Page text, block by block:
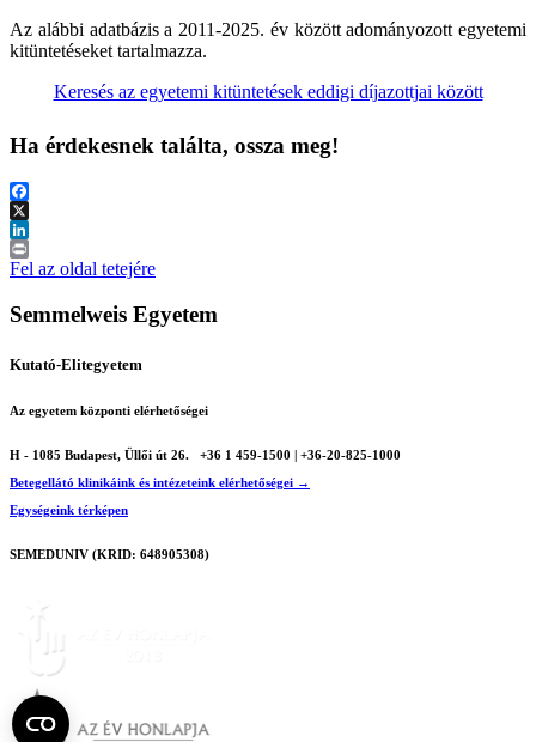
Az alábbi adatbázis a 2011-2025. év között adományozott egyetemi
kitüntetéseket tartalmazza.
Keresés az egyetemi kitüntetések eddigi díjazottjai között
Ha érdekesnek találta, ossza meg!
Facebook
X
LinkedIn
Print
Fel az oldal tetejére
Semmelweis Egyetem
Kutató-Elitegyetem
Az egyetem központi elérhetőségei
H - 1085 Budapest, Üllői út 26.
+36 1 459-1500 | +36-20-825-1000
Betegellátó klinikáink és intézeteink elérhetőségei →
Egységeink térképen
SEMEDUNIV (KRID: 648905308)